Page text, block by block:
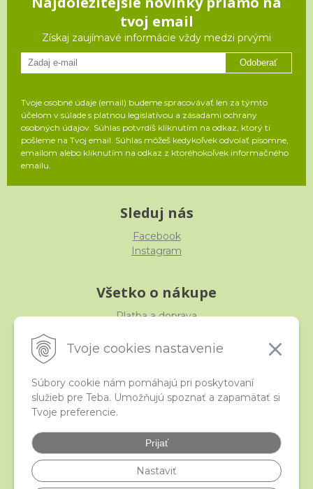
Tvoje cookies nastavenie
Súbory cookie nám pomáhajú pri poskytovaní
služieb pre Teba. Umožňujú spoznať a zapamätať si
Tvoje preferencie.
Prijať
Nastaviť
tvoj email
Získaj zaujímavé informácie vždy medzi prvými
Odoberať
Tvoje osobné údaje (email) budeme spracovávať len za týmto
účelom v súlade s platnou legislatívou a zásadami ochrany
osobných údajov. Súhlas potvrdíš kliknutím na odkaz, ktorý ti
pošleme na Tvoj email. Súhlas môžeš kedykoľvek odvolať písomne,
emailom alebo kliknutím na odkaz z ktoréhokoľvek informačného
emailu.
Sleduj nás
Facebook
Instagram
Všetko o nákupe
Platba a doprava
Obchodné podmienky
iStraka
Veľkoobchod
Najčastejšie otázky
Certifikáty